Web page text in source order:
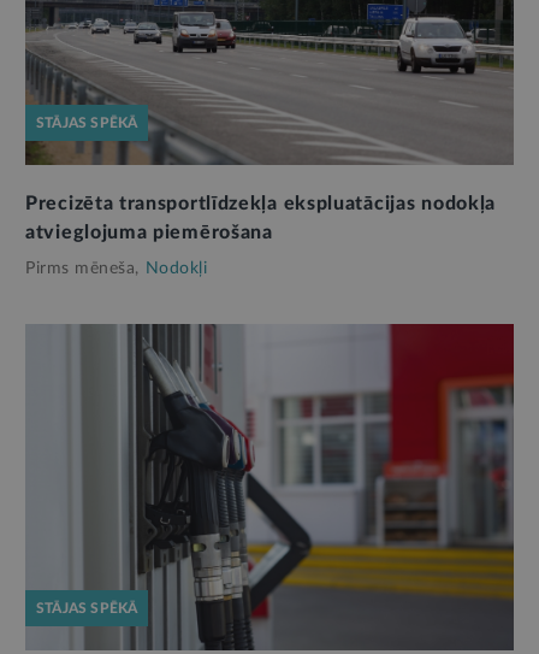
STĀJAS SPĒKĀ
Precizēta transportlīdzekļa ekspluatācijas nodokļa
atvieglojuma piemērošana
Pirms mēneša, Nodokļi
STĀJAS SPĒKĀ